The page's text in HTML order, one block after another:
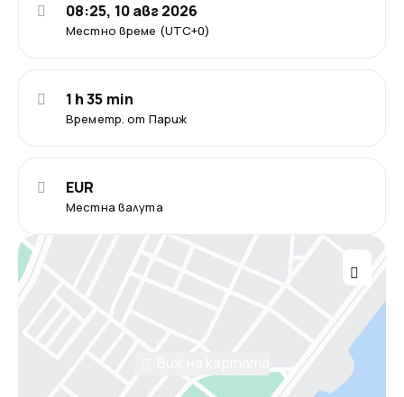
Местно време (UTC+0)
08:25, 10 авг 2026
Времетр. от Париж
1 h 35 min
Местна валута
EUR